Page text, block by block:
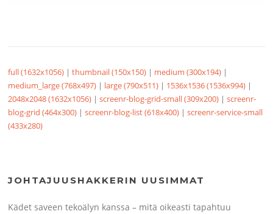
full (1632x1056) |thumbnail (150x150) | medium (300x194) |
medium_large (768x497) | large (790x511) | 1536x1536 (1536x994) |
2048x2048 (1632x1056) |screenr-blog-grid-small (309x200) |screenr-
blog-grid (464x300) |screenr-blog-list (618x400) |screenr-service-small
(433x280)
JOHTAJUUSHAKKERIN UUSIMMAT
Kädet saveen tekoälyn kanssa – mitä oikeasti tapahtuu